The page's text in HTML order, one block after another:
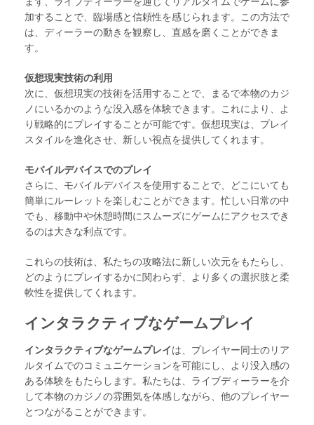
加することで、臨場感と信頼性を感じられます。この方法で
は、ディーラーの動きを観察し、直感を磨くことができま
す。
仮想現実技術の利用
次に、仮想現実の技術を活用することで、まるで本物のカジ
ノにいるかのような没入感を体験できます。これにより、よ
り戦略的にプレイすることが可能です。仮想現実は、プレイ
スタイルを進化させ、新しい視点を提供してくれます。
モバイルデバイスでのプレイ
さらに、モバイルデバイスを使用することで、どこにいても
簡単にルーレットを楽しむことができます。忙しい日常の中
でも、移動中や休憩時間にスムーズにゲームにアクセスでき
るのは大きな利点です。
これらの技術は、私たちの攻略法に新しい次元をもたらし、
どのようにプレイするかに関わらず、より多くの選択肢と柔
軟性を提供してくれます。
インタラクティブなゲームプレイ
インタラクティブなゲームプレイは、プレイヤー同士のリア
ルタイムでのコミュニケーションを可能にし、より没入感の
ある体験をもたらします。私たちは、ライブディーラーを介
して本物のカジノの雰囲気を体感しながら、他のプレイヤー
とつながることができます。